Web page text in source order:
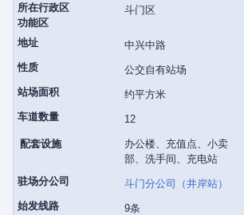
所在行政区
功能区
斗门区
地址
中兴中路
性质
公交自有站场
站场面积
约平方米
车道数量
12
配套设施
办公楼、充值点、小卖
部、洗手间、充电站
驻场分公司
斗门分公司（井岸站）
始发线路
9条